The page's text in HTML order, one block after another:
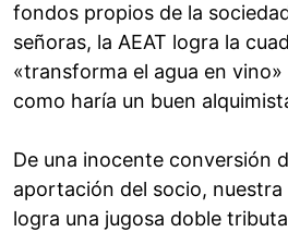
fondos propios de la
señoras, la AEAT logra la
«transforma el agua en
como haría un buen
De una inocente conversión
aportación del socio, nuestra
logra una jugosa doble